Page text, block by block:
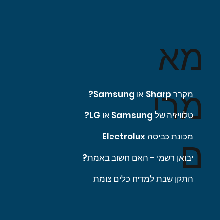
מא
מרי
ם
מקרר Sharp או Samsung?
טלוויזיה של Samsung או LG?
מכונת כביסה Electrolux
יבואן רשמי - האם חשוב באמת?
התקן שבת למדיח כלים צומת